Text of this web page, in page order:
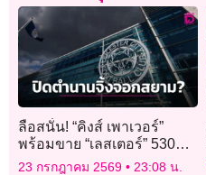
ลือสนั่น! “คิงส์ เพาเวอร์”
พร้อมขาย “เลสเตอร์” 530
ล้านปอนด์
23 กรกฎาคม 2569 23:08 น.